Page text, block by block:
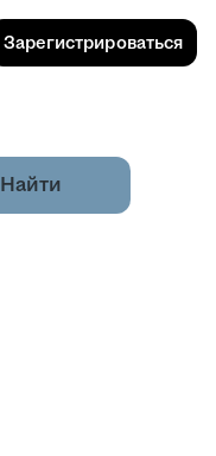
Зарегистрироваться
Найти